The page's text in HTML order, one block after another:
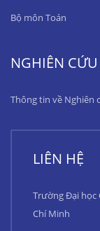
Bộ môn Toán
NGHIÊN
Thông tin về Nghiên
LIÊN HỆ
Trường Đại học
Chí Minh